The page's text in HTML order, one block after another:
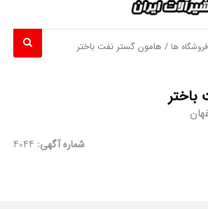
ها / هامون گستر نفت باختر
شماره آگهی: 4044